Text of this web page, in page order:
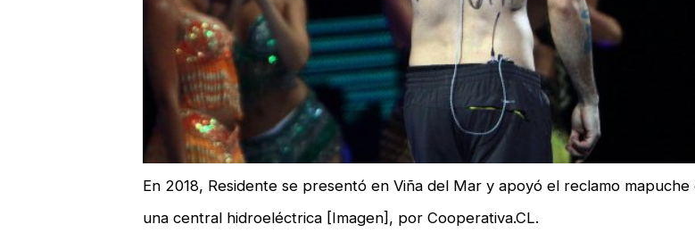
En 2018, Residente se presentó en Viña del Mar y apoyó el reclamo
una central hidroeléctrica [Imagen], por Cooperativa.CL.